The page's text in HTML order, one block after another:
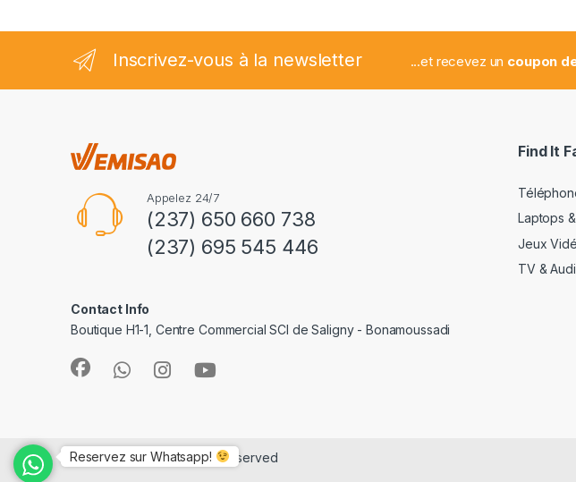
Inscrivez-vous à la newsletter ...et recevez un coupon
Appelez 24/7
(237) 650 660 738
(237) 695 545 446
Contact Info
Boutique H1-1, Centre Commercial SCI de Saligny - Bonamoussadi
Find It
Laptops
Jeux
TV &
©e-Vemisao- All Rights Reserved
Reservez sur Whatsapp!